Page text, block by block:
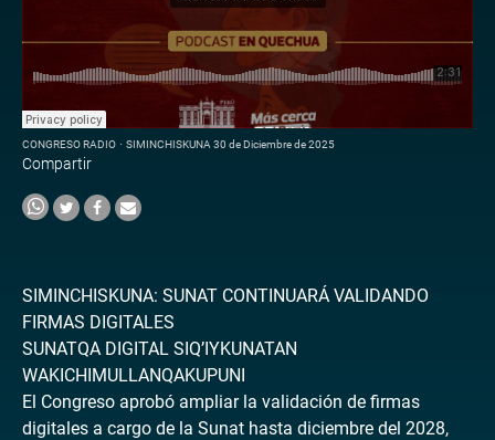
CONGRESO RADIO · SIMINCHISKUNA 30 de Diciembre de 2025
Compartir
SIMINCHISKUNA: SUNAT CONTINUARÁ VALIDANDO
FIRMAS DIGITALES
SUNATQA DIGITAL SIQ’IYKUNATAN
WAKICHIMULLANQAKUPUNI
El Congreso aprobó ampliar la validación de firmas
digitales a cargo de la Sunat hasta diciembre del 2028,